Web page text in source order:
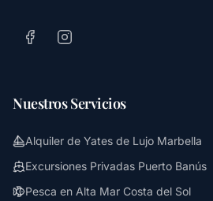
Nuestros Servicios
Alquiler de Yates de Lujo Marbella
Excursiones Privadas Puerto Banús
Pesca en Alta Mar Costa del Sol